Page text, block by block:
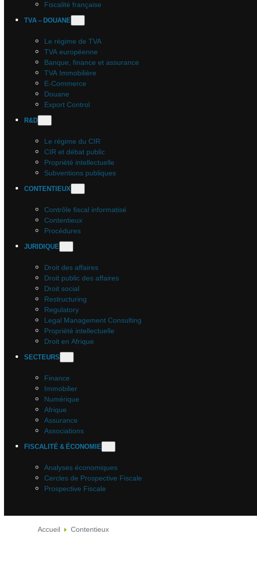
Fiscalité française
TVA – DOUANE
Le régime de TVA
TVA européenne
Banque, finance et assurance
TVA Immobilière
E-Commerce
Douane
Export Control
R&D
Le régime du CIR
CIR et débat public
Propriété intellectuelle
Subventions publiques
CONTENTIEUX
Contrôle fiscal informatisé
Contentieux
Procédures
JURIDIQUE
Droit des affaires
Droit public des affaires
Droit social
Restructuring
Regulatory
Legal Management Consulting
Propriété intellectuelle
Droit en Afrique
SECTEURS
Finance
Immobilier
Numérique
Afrique
Assurance
Associations
FISCALITÉ & ÉCONOMIE
Analyses économiques
Cercles de Prospective Fiscale
Prospective Fiscale
Accueil Contentieux